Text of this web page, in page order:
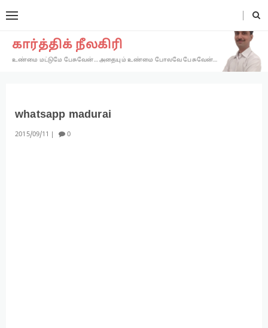
கார்த்திக் நீலகிரி
உண்மை மட்டுமே பேசுவேன்… அதையும் உண்மை போலவே பேசுவேன்…
whatsapp madurai
2015 09 11 0